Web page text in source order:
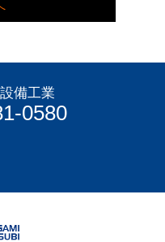
備工業
0580